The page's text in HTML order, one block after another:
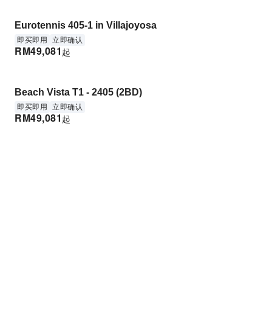
Eurotennis 405-1 in Villajoyosa
即买即用 立即确认
RM49,081 起
Beach Vista T1 - 2405 (2BD)
即买即用 立即确认
RM49,081 起